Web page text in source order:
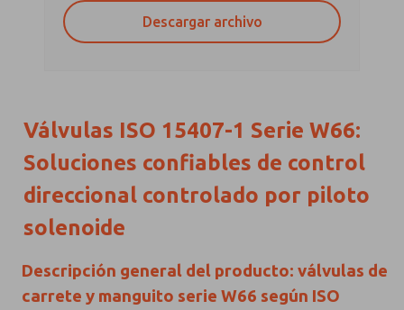
Descargar archivo
Válvulas ISO 15407-1 Serie W66:
Soluciones confiables de control
direccional controlado por piloto
solenoide
Descripción general del producto: válvulas de
carrete y manguito serie W66 según ISO